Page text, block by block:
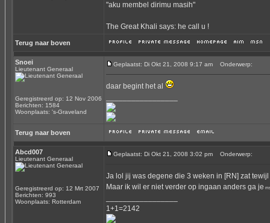
"aku membel dirimu masih"
The Great Khali says: he call u !
Terug naar boven
Snoei
Lieutenant Generaal
Geregistreerd op: 12 Nov 2006
Berichten: 1584
Woonplaats: 's-Graveland
Geplaatst: Di Okt 21, 2008 9:17 am Onderwerp:
daar begint het al
Terug naar boven
Abcd007
Lieutenant Generaal
Geregistreerd op: 12 Mrt 2007
Berichten: 993
Woonplaats: Rotterdam
Geplaatst: Di Okt 21, 2008 3:02 pm Onderwerp:
Ja lol jij was degene die 3 weken in [RN] zat
Maar ik wil er niet verder op ingaan anders ga je
1+1=2142